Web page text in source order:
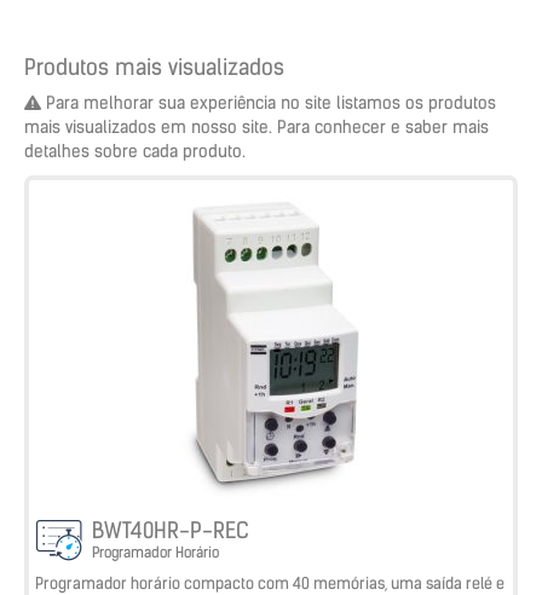
Produtos mais visualizados
Para melhorar sua experiência no site listamos os produtos
mais visualizados em nosso site. Para conhecer e saber mais
detalhes sobre cada produto.
BWT40HR-P-REC
Programador Horário
Programador horário compacto com 40 memórias, uma saída relé e